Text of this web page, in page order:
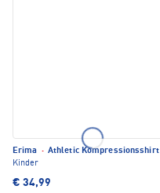
Erima · Athletic Kompressionsshirt
Kinder
€ 34,99